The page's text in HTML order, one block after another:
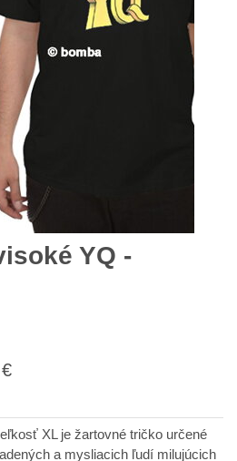
YQ -
s
XL je žartovné tričko určené
a mysliacich ľudí milujúcich